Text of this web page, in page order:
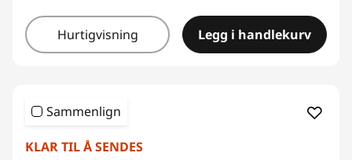
Hurtigvisning Legg i handlekurv
Sammenlign
KLAR TIL Å SENDES